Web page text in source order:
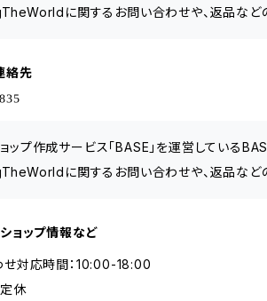
に関するお問い合わせや、返品など
絡先
ップ作成サービス「BASE」を運営している
に関するお問い合わせや、返品など
ョップ情報など
せ対応時間：10:00-18:00
休